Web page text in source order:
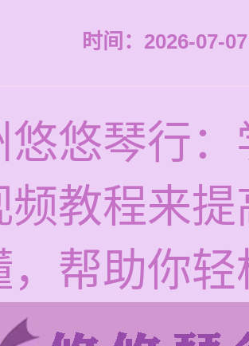
时间：2026-07-
悠悠琴行
频教程来
，帮助你